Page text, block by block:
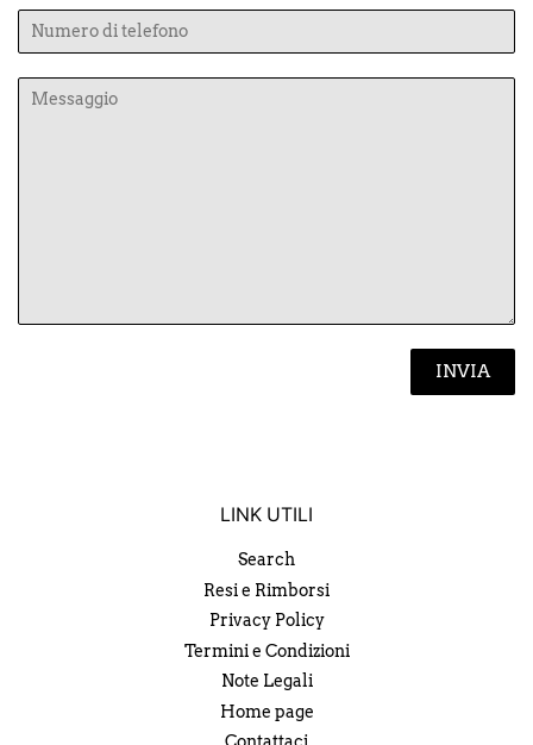
Numero
di
telefono
Messaggio
LINK UTILI
Search
Resi e Rimborsi
Privacy Policy
Termini e Condizioni
Note Legali
Home page